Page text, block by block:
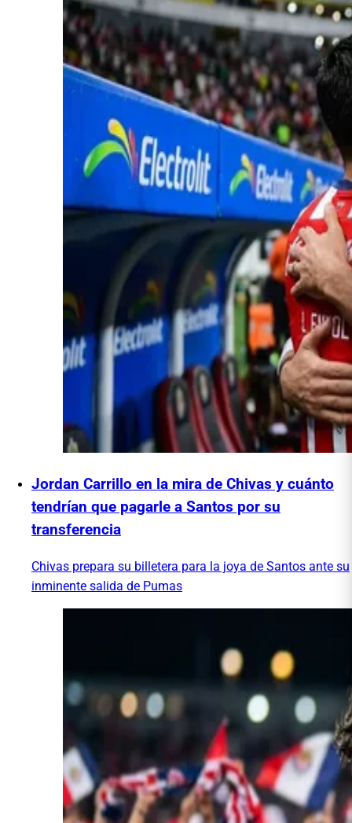
Jordan Carrillo en la mira de Chivas y cuánto
tendrían que pagarle a Santos por su
transferencia
Chivas prepara su billetera para la joya de Santos ante su
inminente salida de Pumas